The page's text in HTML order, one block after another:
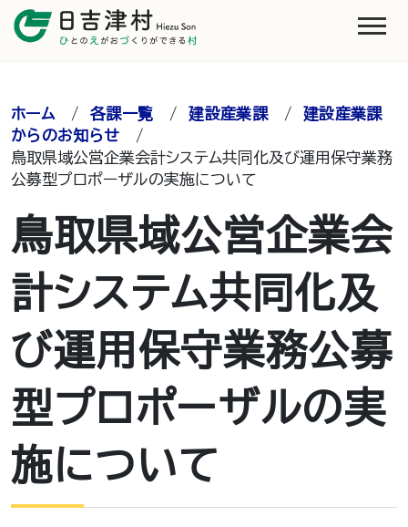
ホーム /各課一覧 /建設産業課/建設産業課
からのお知らせ /
鳥取県域公営企業会計システム共同化及び運用保守業務
公募型プロポーザルの実施について
鳥取県域公営企業会
計システム共同化及
び運用保守業務公募
型プロポーザルの実
施について